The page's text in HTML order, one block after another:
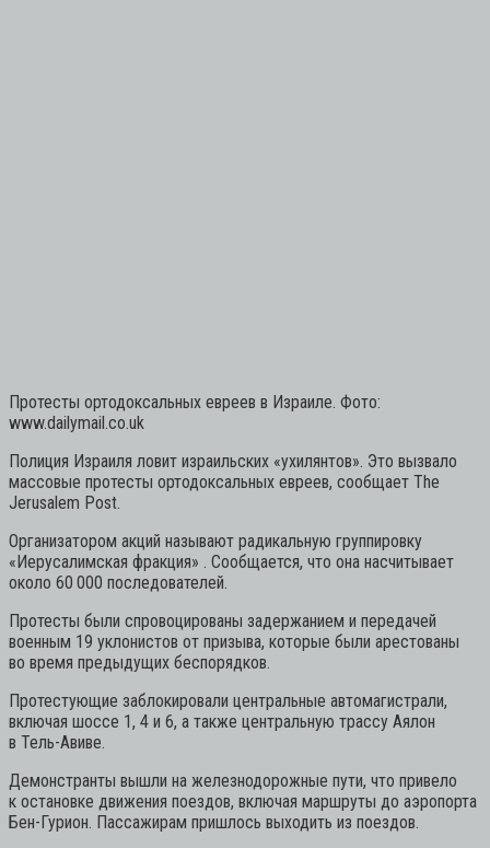
Протесты ортодоксальных евреев в Израиле. Фото:
www.dailymail.co.uk
Полиция Израиля ловит израильских «ухилянтов». Это вызвало
массовые протесты ортодоксальных евреев, сообщает The
Jerusalem Post.
Организатором акций называют радикальную группировку
«Иерусалимская фракция» . Сообщается, что она насчитывает
около 60 000 последователей.
Протесты были спровоцированы задержанием и передачей
военным 19 уклонистов от призыва, которые были арестованы
во время предыдущих беспорядков.
Протестующие заблокировали центральные автомагистрали,
включая шоссе 1, 4 и 6, а также центральную трассу Аялон
в Тель-Авиве.
Демонстранты вышли на железнодорожные пути, что привело
к остановке движения поездов, включая маршруты до аэропорта
Бен-Гурион. Пассажирам пришлось выходить из поездов.